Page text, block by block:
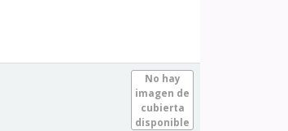
No hay
imagen de
cubierta
disponible